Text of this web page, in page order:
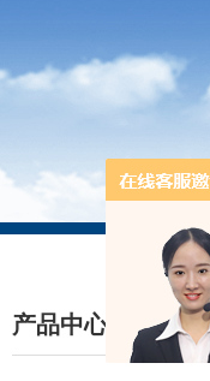
产品中心
/ PRODUCTS CENTER